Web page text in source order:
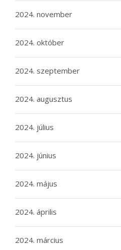
2024. november
2024. október
2024. szeptember
2024. augusztus
2024. július
2024. június
2024. május
2024. április
2024. március